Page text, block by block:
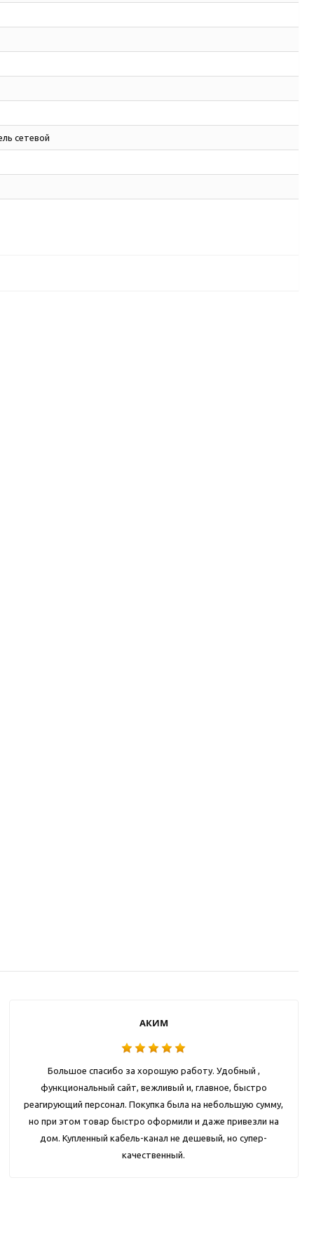
сетевой
АКИМ
Большое спасибо за хорошую работу. Удобный ,
функциональный сайт, вежливый и, главное, быстро
реагирующий персонал. Покупка была на небольшую сумму,
но при этом товар быстро оформили и даже привезли на
дом. Купленный кабель-канал не дешевый, но супер-
качественный.